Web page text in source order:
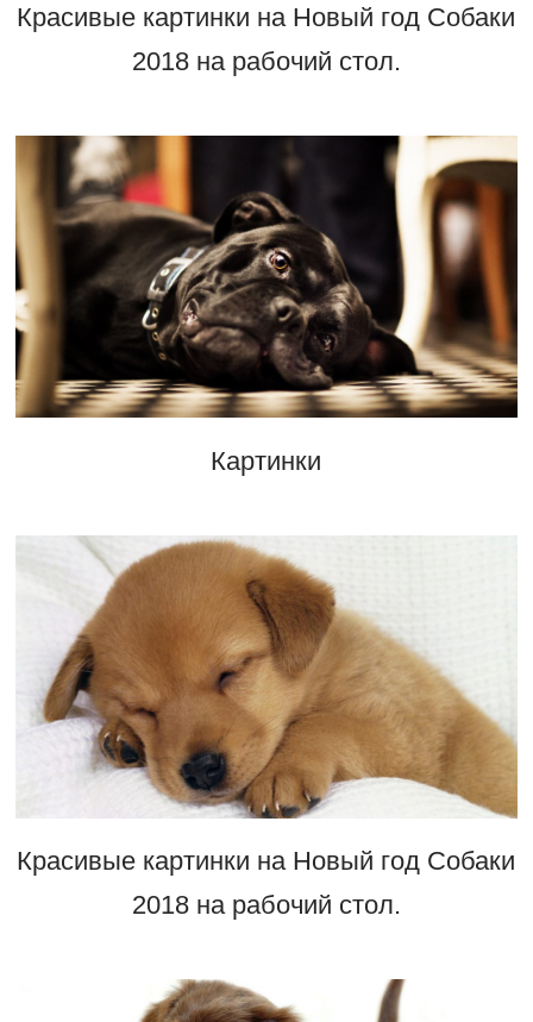
Красивые картинки на Новый год Собаки
2018 на рабочий стол.
Картинки
Красивые картинки на Новый год Собаки
2018 на рабочий стол.